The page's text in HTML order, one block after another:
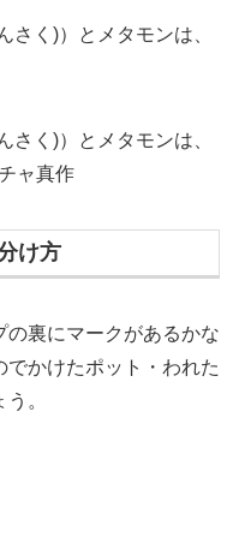
さく)）とメタモンは、
さく)）とメタモンは、
ャ真作
け方
の裏にマークがあるかな
かけたポット・われた
。